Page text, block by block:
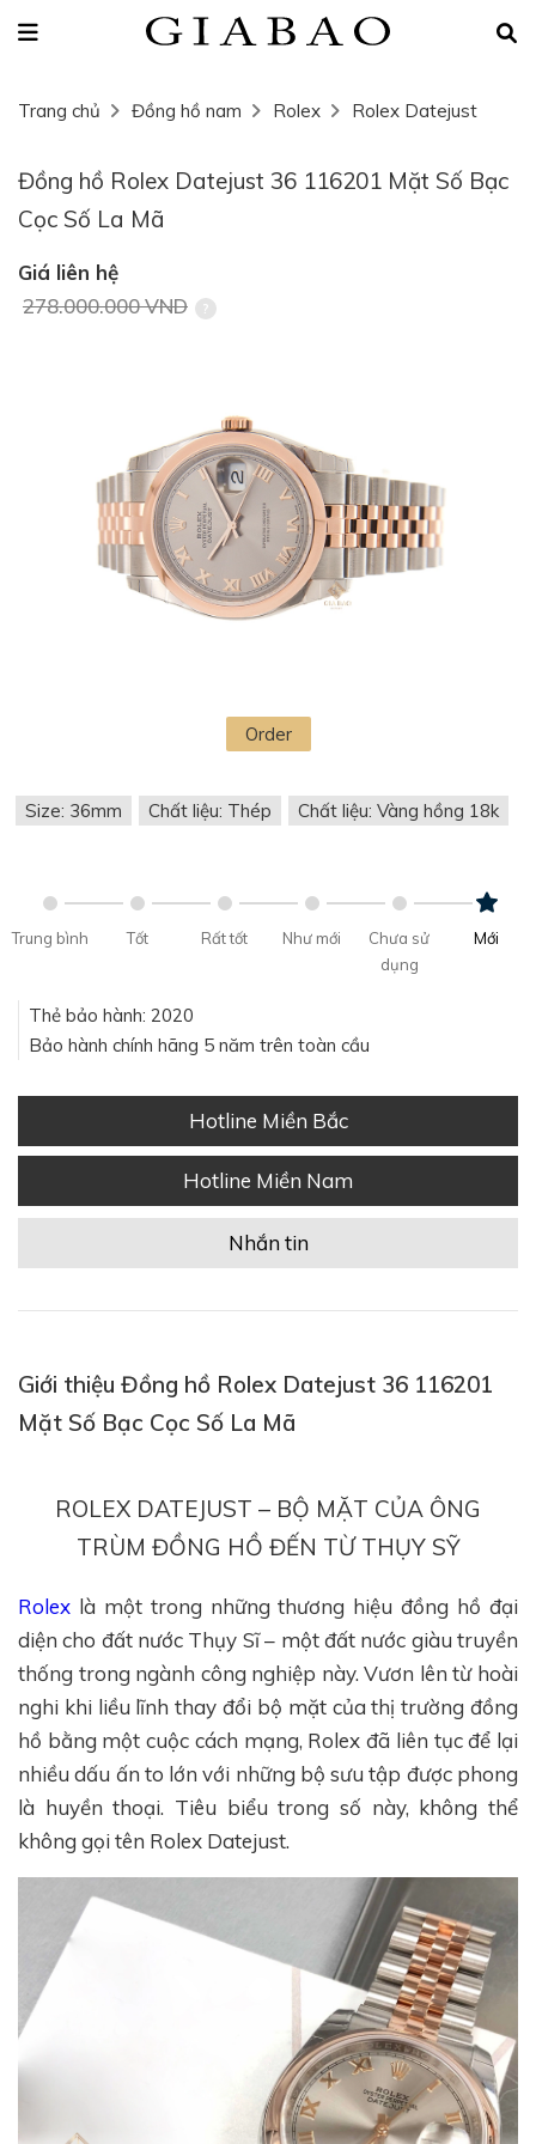
Trang chủ Đồng hồ nam Rolex Rolex Datejust
Đồng hồ Rolex Datejust 36 116201 Mặt Số Bạc
Cọc Số La Mã
Giá liên hệ
278.000.000 VND
Order
Size: 36mm Chất liệu: Thép Chất liệu: Vàng hồng 18k
Trung bình Tốt Rất tốt Như mới
Chưa sử
dụng
Mới
Thẻ bảo hành: 2020
Bảo hành chính hãng 5 năm trên toàn cầu
Hotline Miền Bắc
Hotline Miền Nam
Nhắn tin
Giới thiệu Đồng hồ Rolex Datejust 36 116201
Mặt Số Bạc Cọc Số La Mã
ROLEX DATEJUST – BỘ MẶT CỦA ÔNG
TRÙM ĐỒNG HỒ ĐẾN TỪ THỤY SỸ
Rolex là một trong những thương hiệu đồng hồ đại
diện cho đất nước Thụy Sĩ – một đất nước giàu truyền
thống trong ngành công nghiệp này. Vươn lên từ hoài
nghi khi liều lĩnh thay đổi bộ mặt của thị trường đồng
hồ bằng một cuộc cách mạng, Rolex đã liên tục để lại
nhiều dấu ấn to lớn với những bộ sưu tập được phong
là huyền thoại. Tiêu biểu trong số này, không thể
không gọi tên Rolex Datejust.